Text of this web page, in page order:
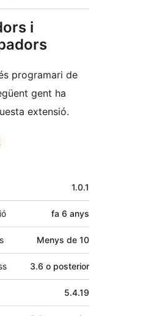
i
programari de
gent ha
extensió.
1.0.1
fa 6 anys
Menys de 10
3.6 o posterior
5.4.19